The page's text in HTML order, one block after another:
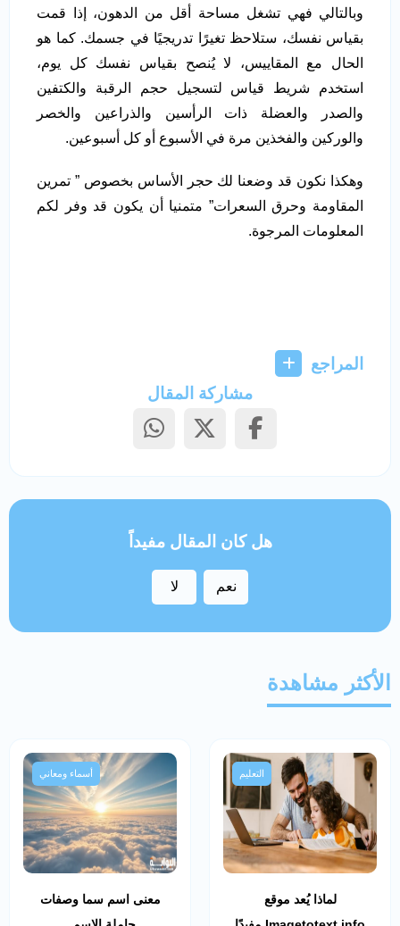
وبالتالي فهي تشغل مساحة أقل من الدهون، إذا قمت
بقياس نفسك، ستلاحظ تغيرًا تدريجيًا في جسمك. كما هو
الحال مع المقاييس، لا يُنصح بقياس نفسك كل يوم،
استخدم شريط قياس لتسجيل حجم الرقبة والكتفين
والصدر والعضلة ذات الرأسين والذراعين والخصر
والوركين والفخذين مرة في الأسبوع أو كل أسبوعين.
وهكذا نكون قد وضعنا لك حجر الأساس بخصوص ” تمرين
المقاومة وحرق السعرات” متمنيا أن يكون قد وفر لكم
المعلومات المرجوة.
المراجع
مشاركة المقال
هل كان المقال مفيداً
نعم لا
الأكثر مشاهدة
التعليم
لماذا يُعد موقع
أسماء ومعاني
معنى اسم سما وصفات